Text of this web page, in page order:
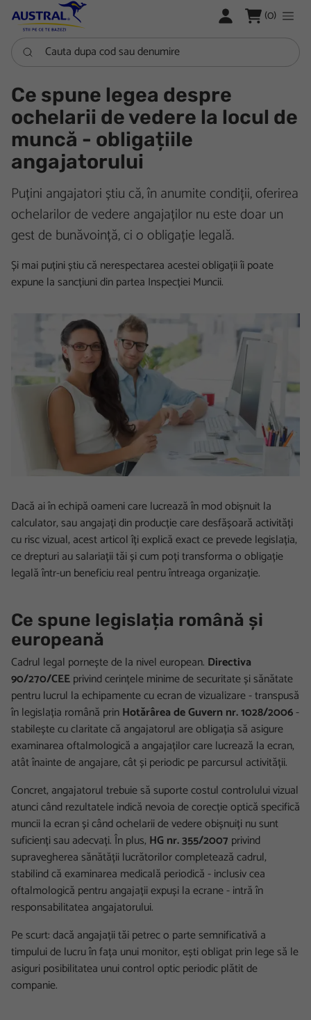
LOGARE (0)
Cauta dupa cod sau denumire
Ce spune legea despre
ochelarii de vedere la locul de
muncă - obligațiile
angajatorului
Puțini angajatori știu că, în anumite condiții, oferirea
ochelarilor de vedere angajaților nu este doar un
gest de bunăvoință, ci o obligație legală.
Și mai puțini știu că nerespectarea acestei obligații îi poate
expune la sancțiuni din partea Inspecției Muncii.
Dacă ai în echipă oameni care lucrează în mod obișnuit la
calculator, sau angajați din producție care desfășoară activități
cu risc vizual, acest articol îți explică exact ce prevede legislația,
ce drepturi au salariații tăi și cum poți transforma o obligație
legală într-un beneficiu real pentru întreaga organizație.
Ce spune legislația română și
europeană
Cadrul legal pornește de la nivel european. Directiva
90/270/CEEprivind cerințele minime de securitate și sănătate
pentru lucrul la echipamente cu ecran de vizualizare - transpusă
în legislația română prinHotărârea de Guvern nr. 1028/2006-
stabilește cu claritate că angajatorul are obligația să asigure
examinarea oftalmologică a angajaților care lucrează la ecran,
atât înainte de angajare, cât și periodic pe parcursul activității.
Concret, angajatorul trebuie să suporte costul controlului vizual
atunci când rezultatele indică nevoia de corecție optică specifică
muncii la ecran și când ochelarii de vedere obișnuiți nu sunt
suficienți sau adecvați. În plus, HG nr. 355/2007 privind
supravegherea sănătății lucrătorilor completează cadrul,
stabilind că examinarea medicală periodică - inclusiv cea
oftalmologică pentru angajații expuși la ecrane - intră în
responsabilitatea angajatorului.
Pe scurt: dacă angajații tăi petrec o parte semnificativă a
timpului de lucru în fața unui monitor, ești obligat prin lege să le
asiguri posibilitatea unui control optic periodic plătit de
companie.